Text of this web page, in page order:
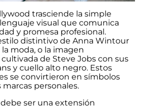
trasciende la simple
visual que comunica
y promesa profesional.
distintivo de Anna Wintour
moda, o la imagen
de Steve Jobs con sus
y cuello alto negro. Estos
se convirtieron en símbolos
personales.
ser una extensión